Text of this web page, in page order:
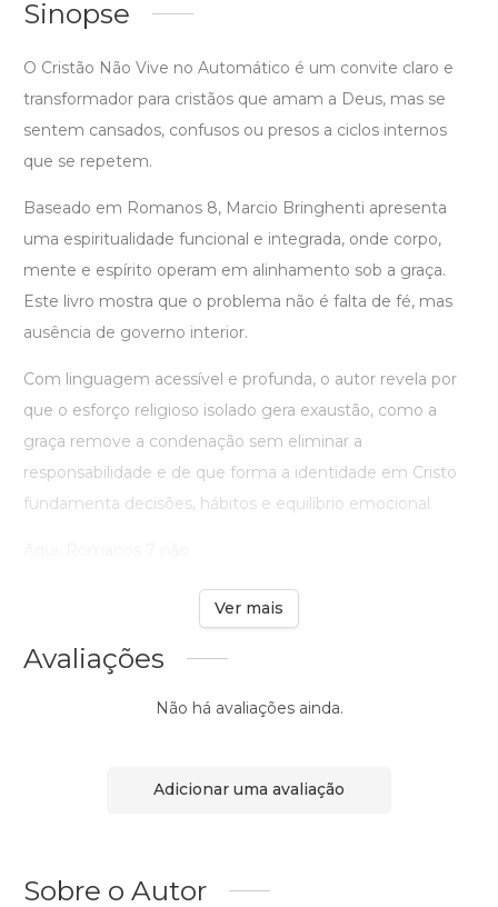
Sinopse
O Cristão Não Vive no Automático é um convite claro e
transformador para cristãos que amam a Deus, mas se
sentem cansados, confusos ou presos a ciclos internos
que se repetem.
Baseado em Romanos 8, Marcio Bringhenti apresenta
uma espiritualidade funcional e integrada, onde corpo,
mente e espírito operam em alinhamento sob a graça.
Este livro mostra que o problema não é falta de fé, mas
ausência de governo interior.
Com linguagem acessível e profunda, o autor revela por
que o esforço religioso isolado gera exaustão, como a
graça remove a condenação sem eliminar a
responsabilidade e de que forma a identidade em Cristo
fundamenta decisões, hábitos e equilíbrio emocional.
Ver mais
Avaliações
Não há avaliações ainda.
Adicionar uma avaliação
Sobre o Autor